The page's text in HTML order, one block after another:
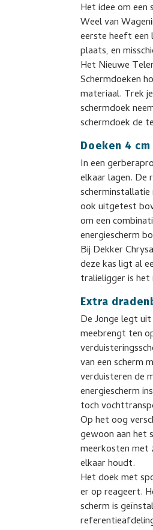
Het idee om
Weel van
eerste heeft een
plaats, en
Het Nieuwe
Schermdoeken
materiaal. Trek
schermdoek
schermdoek de
Doeken 4
In een
elkaar lagen. De
ook uitgetest
om een
energiescherm
Bij Dekker
deze kas ligt al
tralieligger is
Extra
De Jonge legt
meebrengt ten
van een scherm
verduisteren de
energiescherm
toch
Op het oog
gewoon aan het
meerkosten met
elkaar houdt.
Het doek met
er op reageert.
scherm is